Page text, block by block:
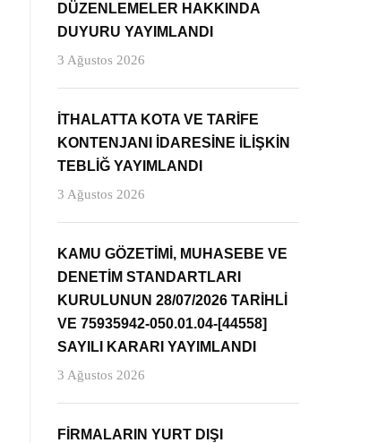
DÜZENLEMELER HAKKINDA
DUYURU YAYIMLANDI
3 Ağustos 2026
İTHALATTA KOTA VE TARİFE
KONTENJANI İDARESİNE İLİŞKİN
TEBLİĞ YAYIMLANDI
3 Ağustos 2026
KAMU GÖZETİMİ, MUHASEBE VE
DENETİM STANDARTLARI
KURULUNUN 28/07/2026 TARİHLİ
VE 75935942-050.01.04-[44558]
SAYILI KARARI YAYIMLANDI
3 Ağustos 2026
FİRMALARIN YURT DIŞI